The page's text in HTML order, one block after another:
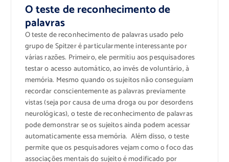
O teste de reconhecimento de
palavras
O teste de reconhecimento de palavras usado pelo
grupo de Spitzer é particularmente interessante por
várias razões. Primeiro, ele permitiu aos pesquisadores
testar o acesso automático, ao invés de voluntário, à
memória. Mesmo quando os sujeitos não conseguiam
recordar conscientemente as palavras previamente
vistas (seja por causa de uma droga ou por desordens
neurológicas), o teste de reconhecimento de palavras
pode demonstrar se os sujeitos ainda podem acessar
automaticamente essa memória. Além disso, o teste
permite que os pesquisadores vejam como o foco das
associações mentais do sujeito é modificado por